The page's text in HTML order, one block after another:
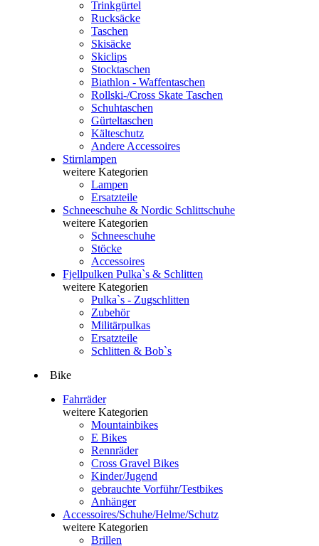
Trinkgürtel
Rucksäcke
Taschen
Skisäcke
Skiclips
Stocktaschen
Biathlon - Waffentaschen
Rollski-/Cross Skate Taschen
Schuhtaschen
Gürteltaschen
Kälteschutz
Andere Accessoires
Stirnlampen
weitere Kategorien
Lampen
Ersatzteile
Schneeschuhe & Nordic Schlittschuhe
weitere Kategorien
Schneeschuhe
Stöcke
Accessoires
Fjellpulken Pulka`s & Schlitten
weitere Kategorien
Pulka`s - Zugschlitten
Zubehör
Militärpulkas
Ersatzteile
Schlitten & Bob`s
Bike
Fahrräder
weitere Kategorien
Mountainbikes
E Bikes
Rennräder
Cross Gravel Bikes
Kinder/Jugend
gebrauchte Vorführ/Testbikes
Anhänger
Accessoires/Schuhe/Helme/Schutz
weitere Kategorien
Brillen